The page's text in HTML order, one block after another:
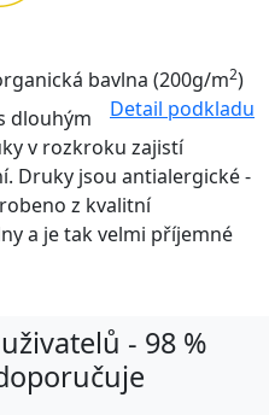
bavlna (200g/m2)
Detail podkladu
dlouhým
v rozkroku zajistí
Druky jsou antialergické -
z kvalitní
a je tak velmi příjemné
- 98 %